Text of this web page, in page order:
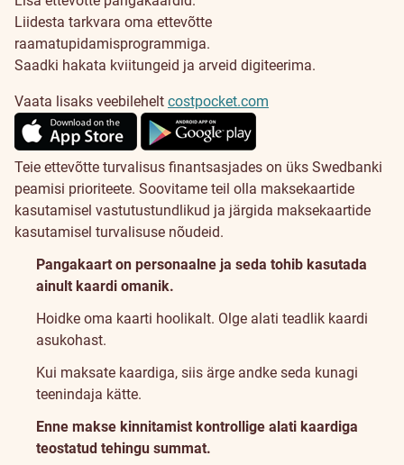
Liidesta tarkvara oma ettevõtte
raamatupidamisprogrammiga.
Saadki hakata kviitungeid ja arveid digiteerima.
Vaata lisaks veebilehelt costpocket.com
Teie ettevõtte turvalisus finantsasjades on üks Swedbanki
peamisi prioriteete. Soovitame teil olla maksekaartide
kasutamisel vastutustundlikud ja järgida maksekaartide
kasutamisel turvalisuse nõudeid.
Pangakaart on personaalne ja seda tohib kasutada
ainult kaardi omanik.
Hoidke oma kaarti hoolikalt. Olge alati teadlik kaardi
asukohast.
Kui maksate kaardiga, siis ärge andke seda kunagi
teenindaja kätte.
Enne makse kinnitamist kontrollige alati kaardiga
teostatud tehingu summat.